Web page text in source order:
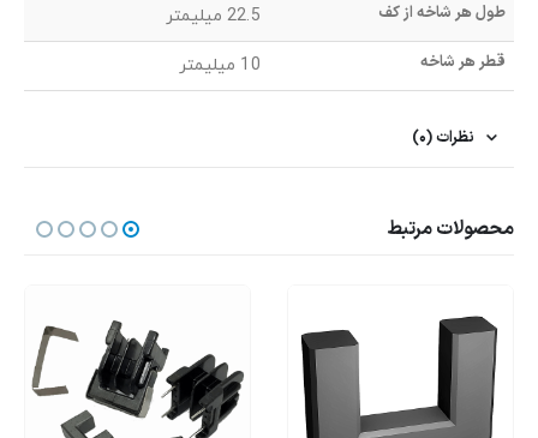
طول هر شاخه از کف 22.5 میلیمتر
قطر هر شاخه 10 میلیمتر
نظرات (0)
محصولات مرتبط